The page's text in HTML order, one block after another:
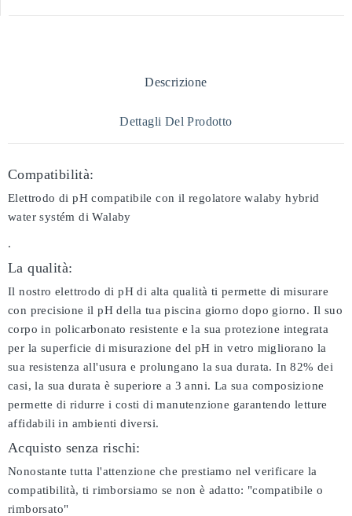
Descrizione
Dettagli Del Prodotto
Compatibilità:
Elettrodo di pH compatibile con il regolatore walaby hybrid
water systém di Walaby
.
La qualità:
Il nostro elettrodo di pH di alta qualità ti permette di misurare
con precisione il pH della tua piscina giorno dopo giorno. Il suo
corpo in policarbonato resistente e la sua protezione integrata
per la superficie di misurazione del pH in vetro migliorano la
sua resistenza all'usura e prolungano la sua durata. In 82% dei
casi, la sua durata è superiore a 3 anni. La sua composizione
permette di ridurre i costi di manutenzione garantendo letture
affidabili in ambienti diversi.
Acquisto senza rischi:
Nonostante tutta l'attenzione che prestiamo nel verificare la
compatibilità, ti rimborsiamo se non è adatto: "compatibile o
rimborsato"